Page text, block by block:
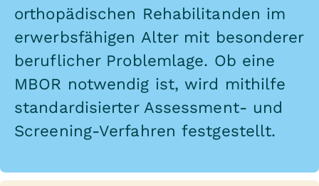
orthopädischen Rehabilitanden im
erwerbsfähigen Alter mit besonderer
beruflicher Problemlage. Ob eine
MBOR notwendig ist, wird mithilfe
standardisierter Assessment- und
Screening-Verfahren festgestellt.